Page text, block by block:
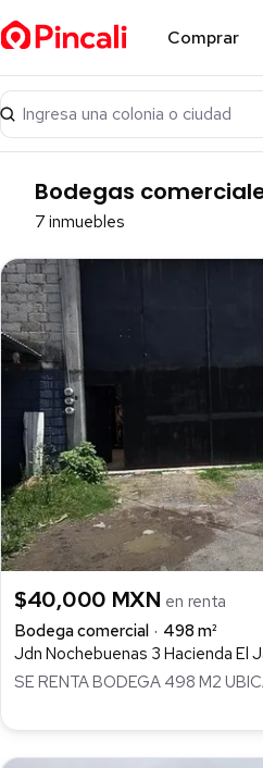
Comprar
Ingresa una colonia o ciudad
Bodegas
7 inmuebles
$40,000 MXN en renta
Bodega comercial
498 m²
SE RENTA BODEGA 498 M2